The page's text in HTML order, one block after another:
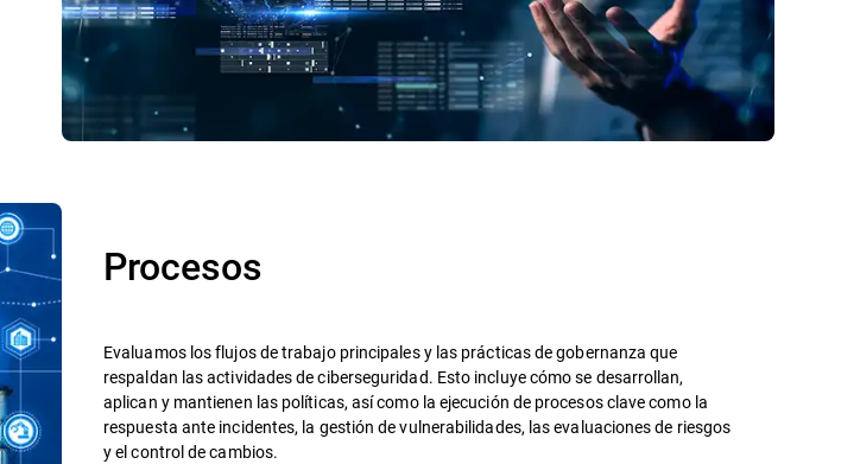
Procesos
Evaluamos los flujos de trabajo principales y las prácticas de gobernanza que
respaldan las actividades de ciberseguridad. Esto incluye cómo se desarrollan,
aplican y mantienen las políticas, así como la ejecución de procesos clave como la
respuesta ante incidentes, la gestión de vulnerabilidades, las evaluaciones de riesgos
y el control de cambios.